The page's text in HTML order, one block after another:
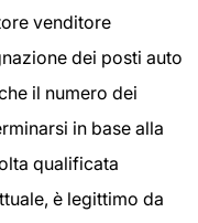
venditore
dei posti auto
il numero dei
in base alla
qualificata
è legittimo da